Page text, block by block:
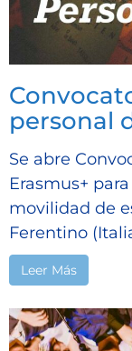
personal
Se abre
Erasmus+
movilidad de
Ferentino
Leer Más